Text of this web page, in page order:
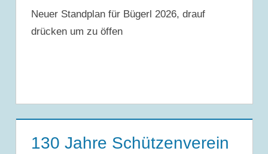
Neuer Standplan für Bügerl 2026, drauf
drücken um zu öffen
130 Jahre Schützenverein